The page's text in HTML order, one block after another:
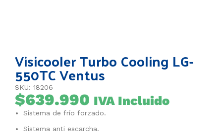
Visicooler Turbo Cooling LG-
550TC Ventus
SKU: 18206
$639.990 IVA Incluido
Sistema de frío forzado.
Sistema anti escarcha.